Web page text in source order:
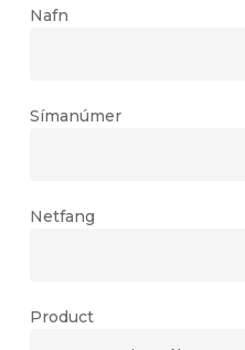
Nafn
Símanúmer
Netfang
Product